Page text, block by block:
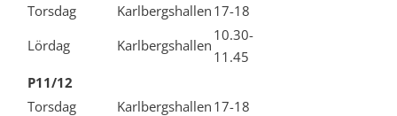
Torsdag
Karlbergshallen 17-18
Lördag
Karlbergshallen
10.30-
11.45
P11/12
Torsdag
Karlbergshallen 17-18